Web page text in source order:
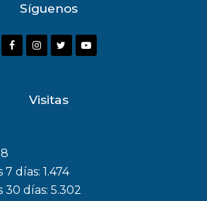
Síguenos
F
o
k
I
a
r
Y
Visitas
7 días:1.474
30 días:5.302